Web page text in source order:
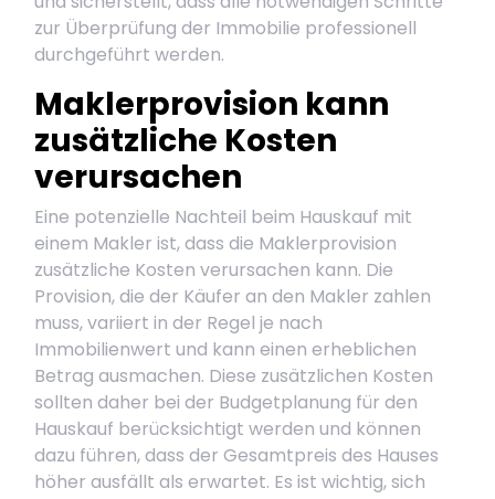
zur Überprüfung der Immobilie professionell
durchgeführt werden.
Maklerprovision kann
zusätzliche Kosten
verursachen
Eine potenzielle Nachteil beim Hauskauf mit
einem Makler ist, dass die Maklerprovision
zusätzliche Kosten verursachen kann. Die
Provision, die der Käufer an den Makler zahlen
muss, variiert in der Regel je nach
Immobilienwert und kann einen erheblichen
Betrag ausmachen. Diese zusätzlichen Kosten
sollten daher bei der Budgetplanung für den
Hauskauf berücksichtigt werden und können
dazu führen, dass der Gesamtpreis des Hauses
höher ausfällt als erwartet. Es ist wichtig, sich